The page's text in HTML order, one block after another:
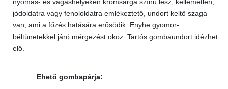
nyomás- és vágáshelyeken krómsárga színű lesz, kellemetlen,
jódoldatra vagy fenololdatra emlékeztető, undort keltő szaga
van, ami a főzés hatására erősödik. Enyhe gyomor-
béltünetekkel járó mérgezést okoz. Tartós gombaundort idézhet
elő.
Ehető gombapárja: